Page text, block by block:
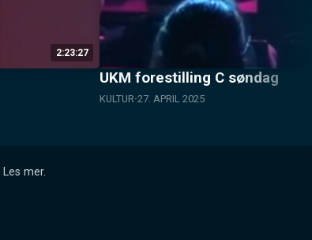
2:23:27
UKM forestilling C søndag
KULTUR 27. APRIL 2025
Les mer.